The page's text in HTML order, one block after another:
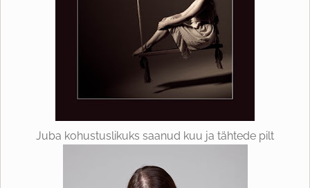
Juba kohustuslikuks saanud kuu ja tähtede pilt